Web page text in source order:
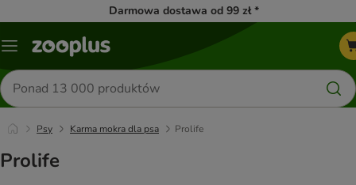
Darmowa dostawa od 99 zł *
Menu
Szukaj
produktów
Psy Karma mokra dla psa Prolife
Prolife